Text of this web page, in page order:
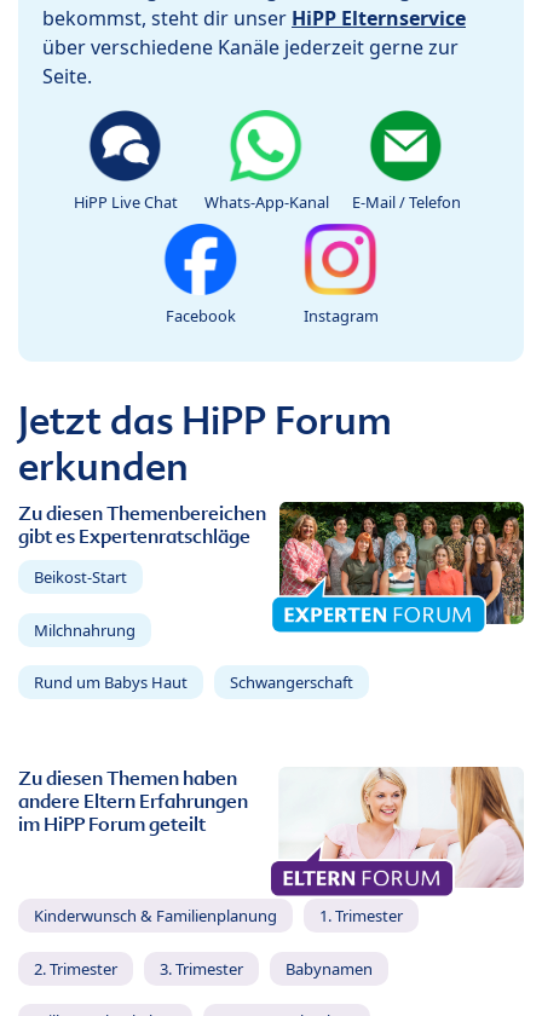
bekommst, steht dir unser HiPP Elternservice
über verschiedene Kanäle jederzeit gerne zur
Seite.
HiPP Live Chat Whats-App-Kanal E-Mail / Telefon
Facebook Instagram
Jetzt das HiPP Forum
erkunden
Zu diesen Themenbereichen
gibt es Expertenratschläge
Beikost-Start
Milchnahrung
Rund um Babys Haut Schwangerschaft
Zu diesen Themen haben
andere Eltern Erfahrungen
im HiPP Forum geteilt
Kinderwunsch & Familienplanung 1. Trimester
2. Trimester 3. Trimester Babynamen